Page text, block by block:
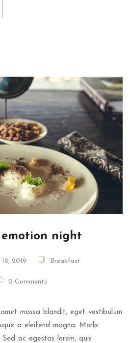
night
2019 Breakfast
0 Comments
massa blandit, eget vestibulum
a eleifend magna. Morbi
ac egestas lorem, quis